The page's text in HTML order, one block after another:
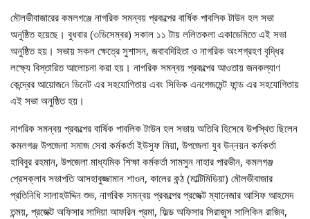
মৌলভীবাজারের কমলগঞ্জে নাগরিক সমন্বয় প্রকল্পের বার্ষিক পাবলিক টাউন হল সভা
অনুষ্ঠিত হয়েছে। বুধবার (৩ডিসেম্বর) সকাল ১১ টায় ললিতকলা একাডেমিতে এই সভা
অনুষ্ঠিত হয়। সভায় সকল ক্ষেত্রে সুশাসন, জবাবদিহিতা ও নাগরিক অংশগ্রহণ বৃদ্ধির
লক্ষ্যে বিস্তারিত আলোচনা করা হয়। নাগরিক সমন্বয় প্রকল্পের আওতায় জনকল্যাণ
কেন্দ্রের আয়োজনে ডিনেট এর সহযোগিতায় এবং সিভিক এনগেজমেন্ট ফান্ড এর সহযোগিতায়
এই সভা অনুষ্ঠিত হয়।
নাগরিক সমন্বয় প্রকল্পের বার্ষিক পাবলিক টাউন হল সভায় অতিথি হিসেবে উপস্থিত ছিলেন
কমলগঞ্জ উপজেলা সমাজ সেবা কর্মকর্তা ইউসুফ মিয়া, উপজেলা যুব উন্নয়ন কর্মকর্তা
হাবিবুর রহমান, উপজেলা মাধ্যমিক শিক্ষা কর্মকর্তা সামসুন নাহার পারভীন, কমলগঞ্জ
প্রেসক্লাব সভাপতি আসহাবুজ্জামান শাওন, কালের কন্ঠ (মাল্টিমিডিয়া) মৌলভীবাজার
প্রতিনিধি সালাহউদ্দিন শুভ, নাগরিক সমন্বয় প্রকল্পের প্রজেক্ট ম্যানেজার আসিফ আহমেদ
তন্ময়, প্রজেক্ট অফিসার সাদিয়া আফরিন প্রমা, ফিল্ড অফিসার সিরাজুস সালিকিন রাজিব,